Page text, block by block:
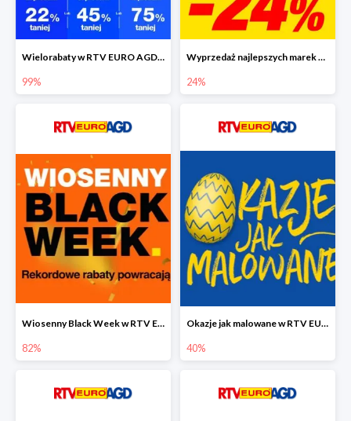
Wielorabaty w RTV EURO AGD - piąty produkt nawet 99% taniej
99%
Wyprzedaż najlepszych marek w RTV EURO AGD do -24%
24%
Wiosenny Black Week w RTV EURO AGD do -82%
82%
Okazje jak malowane w RTV EURO AGD do -40%
40%